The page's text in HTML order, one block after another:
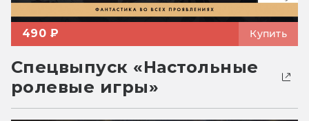
490 ₽ Купить
Спецвыпуск «Настольные
ролевые игры»